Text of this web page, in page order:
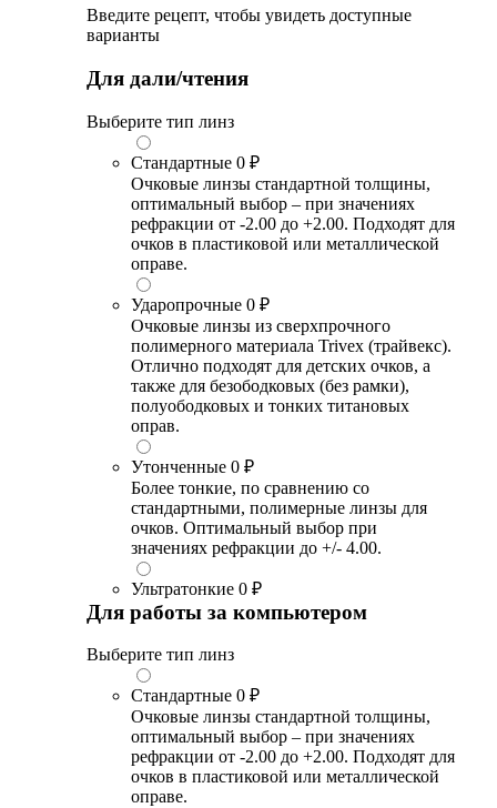
Введите рецепт, чтобы увидеть доступные
варианты
Для дали/чтения
Выберите тип линз
Стандартные 0 ₽
Очковые линзы стандартной толщины,
оптимальный выбор – при значениях
рефракции от -2.00 до +2.00. Подходят для
очков в пластиковой или металлической
оправе.
Ударопрочные 0 ₽
Очковые линзы из сверхпрочного
полимерного материала Trivex (трайвекс).
Отлично подходят для детских очков, а
также для безободковых (без рамки),
полуободковых и тонких титановых
оправ.
Утонченные 0 ₽
Более тонкие, по сравнению со
стандартными, полимерные линзы для
очков. Оптимальный выбор при
значениях рефракции до +/- 4.00.
Ультратонкие 0 ₽
Для работы за компьютером
Выберите тип линз
Стандартные 0 ₽
Очковые линзы стандартной толщины,
оптимальный выбор – при значениях
рефракции от -2.00 до +2.00. Подходят для
очков в пластиковой или металлической
оправе.